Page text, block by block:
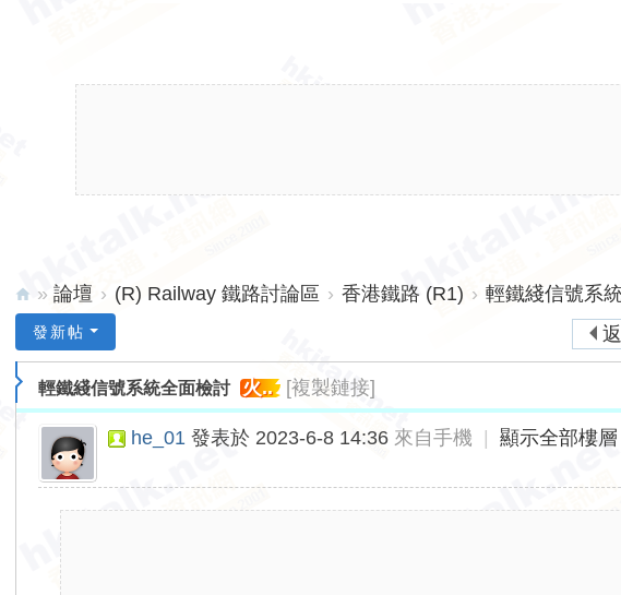
lk.
» 論壇 › (R) Railway 鐵路討論區 › 香港鐵路 (R1) › 輕鐵綫信號系
發新帖
輕鐵綫信號系統全面檢討 火.. [複製鏈接]
he_01 發表於 2023-6-8 14:36 來自手機 顯示全部樓層